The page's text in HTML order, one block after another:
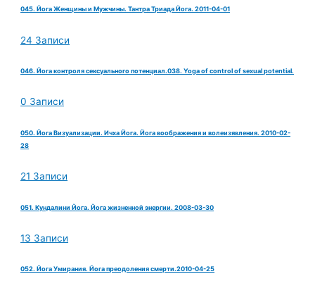
045. Йога Женщины и Мужчины. Тантра Триада Йога. 2011-04-01
24 Записи
046. Йога контроля сексуального потенциал.038. Yoga of control of sexual potential.
0 Записи
050. Йога Визуализации. Ичха Йога. Йога воображения и волеизявления. 2010-02-
28
21 Записи
051. Кундалини Йога. Йога жизненной энергии. 2008-03-30
13 Записи
052. Йога Умирания. Йога преодоления смерти.2010-04-25